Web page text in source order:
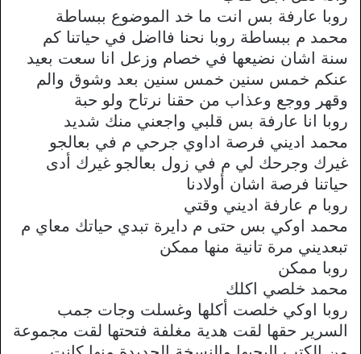
روبا عارفة بس انت ما خد الموضوع ببساطة
محمد م ببساطة روبا نحنا فااضل في حياتنا كم
سنة اشان نضيعها في خصام وزعل انا سعت بعيد
عنكم خمس سنين خمس سنين بعد وشوق والم
وقهر ووجع وعذاب من حقنا نرتاح ولو حبة
روبا انا عارفة بس قلبي واجعني منك شديد
محمد اديني فرصة اداوي جرحي م في بعالجو
غيرك وجرحك لي م في زول بعالجو غيرك أدى
حياتنا فرصة اشان أولادنا
روبا م عارفة اديني وقتي
محمد اوكي بس حتى م دايرة تبدي حياتك معاي م
تبعديني مرة تانية منها ممكن
روبا ممكن
محمد خلصي اكلك
روبا اوكي خلصت أكلها وغسلت وجات جمب
السرير حقها لقت هدية مغلفة فتحتها لقت مجموعة